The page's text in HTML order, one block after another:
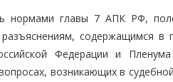
нормами главы 7 АПК РФ,
содержащимся в
Федерации и
возникающих в